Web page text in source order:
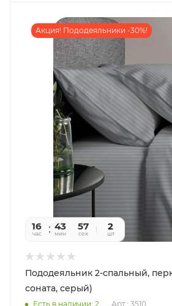
Акция! Пододеяльники -30%!
16
час
43
мин
55
сек
2
шт
Пододеяльник 2-спальный,
соната, серый)
Есть в наличии: 2 Арт.: 3510